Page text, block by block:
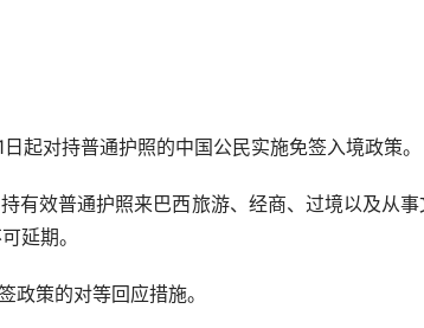
对持普通护照的中国公民实施免签入境政策。
效普通护照来巴西旅游、经商、过境以及从事
延期。
策的对等回应措施。